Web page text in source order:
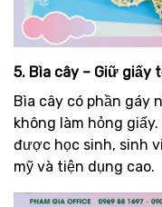
5. Bìa cây – Giữ giấy
Bìa cây có phần gáy
không làm hỏng
được học sinh, sinh
mỹ và tiện dụng cao.